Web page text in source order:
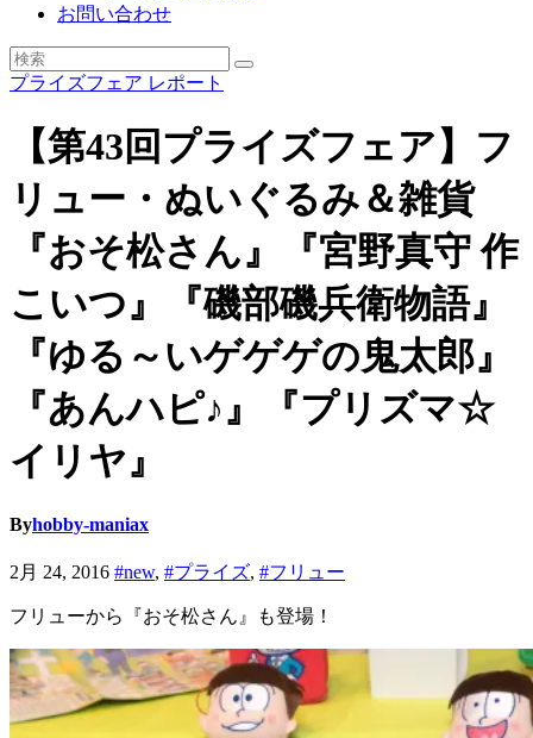
お問い合わせ
プライズフェア レポート
【第43回プライズフェア】フ
リュー・ぬいぐるみ＆雑貨
『おそ松さん』『宮野真守 作
こいつ』『磯部磯兵衛物語』
『ゆる～いゲゲゲの鬼太郎』
『あんハピ♪』『プリズマ☆
イリヤ』
Byhobby-maniax
2月 24, 2016 #new, #プライズ, #フリュー
フリューから『おそ松さん』も登場！